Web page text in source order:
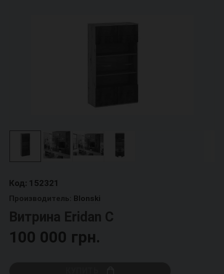
Код: 152321
Производитель: Blonski
Витрина Eridan C
100 000 грн.